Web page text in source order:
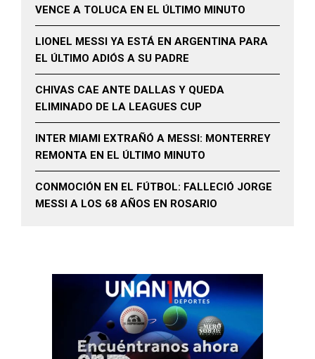
VENCE A TOLUCA EN EL ÚLTIMO MINUTO
LIONEL MESSI YA ESTÁ EN ARGENTINA PARA
EL ÚLTIMO ADIÓS A SU PADRE
CHIVAS CAE ANTE DALLAS Y QUEDA
ELIMINADO DE LA LEAGUES CUP
INTER MIAMI EXTRAÑÓ A MESSI: MONTERREY
REMONTA EN EL ÚLTIMO MINUTO
CONMOCIÓN EN EL FÚTBOL: FALLECIÓ JORGE
MESSI A LOS 68 AÑOS EN ROSARIO